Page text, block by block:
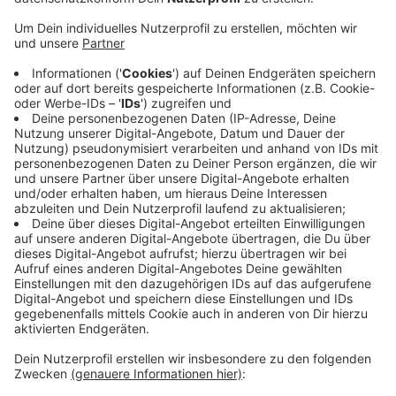
Anzeige
Zunächst müssen sie dem Ordnungsamt gemeldet
werden und dürfen nur zwischen Karsamstag und
Ostermontag entzündet werden. Erlaubt sind sie dann
nur mit einem Mindestabstand von 100 Metern zu
Waldgebieten, und 25 Metern zu Wohnhäusern und
anderen Gebäuden. Osterfeuer müssen außerdem von
zwei Personen beaufsichtigt werden, von denen
mindestens eine über 18 Jahre alt ist. Verbrannt
werden dürfen nur möglichst trockenes,
naturbelassenes Holz, Blätter und Baumschnitt.
Anzeige